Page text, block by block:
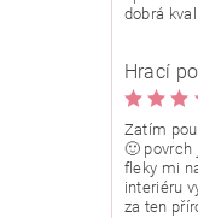
dobrá
Zatím
🙂 povrch
fleky mi
interiéru
za ten